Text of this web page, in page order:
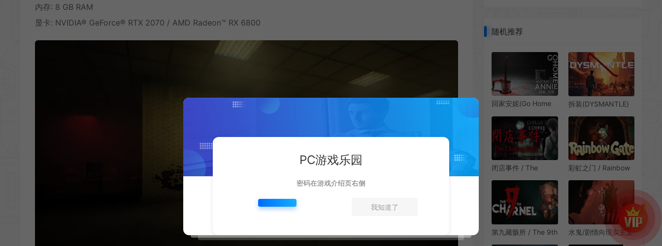
内存: 8 GB RAM
显卡: NVIDIA® GeForce® RTX 2070 / AMD Radeon™ RX 6800
随机推荐
回家安妮(Go Home
游戏|下载
拆装(DYSMANTLE)
戏|下载
闭店事件 / The
怖游戏
彩虹之门 / Rainbow
存游戏
第九藏骸所 / The 9th
水鬼/剧情向现实主义
PC游戏乐园
密码在游戏介绍页右侧
我知道了